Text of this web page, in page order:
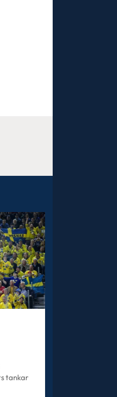
tankar